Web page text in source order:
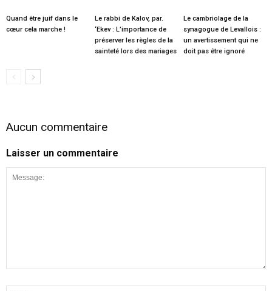
Quand être juif dans le
cœur cela marche !
Le rabbi de Kalov, par.
‘Ekev : L’importance de
préserver les règles de la
sainteté lors des mariages
Le cambriolage de la
synagogue de Levallois :
un avertissement qui ne
doit pas être ignoré
Aucun commentaire
Laisser un commentaire